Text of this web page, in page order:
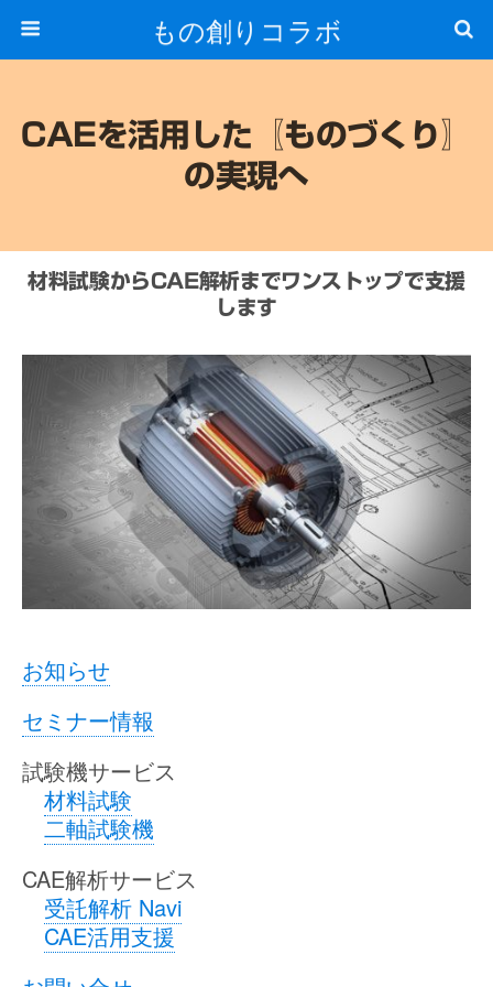
もの創りコラボ
CAEを活用した〖ものづくり〗
の実現へ
材料試験からCAE解析までワンストップで支援
します
お知らせ
セミナー情報
試験機サービス
材料試験
二軸試験機
CAE解析サービス
受託解析 Navi
CAE活用支援